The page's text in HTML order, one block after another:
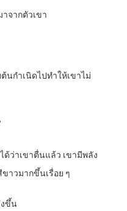
จากตัวเขา
นกำเนิดไปทำให้เขาไม่
ด้ว่าเขาตื่นแล้ว เขามีพลัง
าวมากขึ้นเรื่อย ๆ
ขึ้น